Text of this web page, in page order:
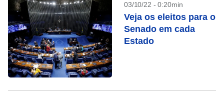
03/10/22 - 0:20min
Veja os eleitos para o
Senado em cada
Estado